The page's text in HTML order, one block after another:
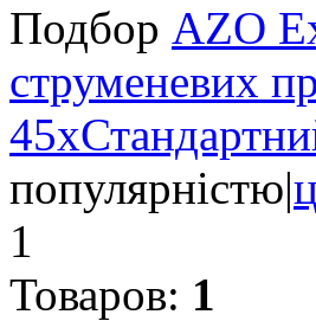
Подбор AZO
струменевих
45x
популярністю|
1
Товаров: 1